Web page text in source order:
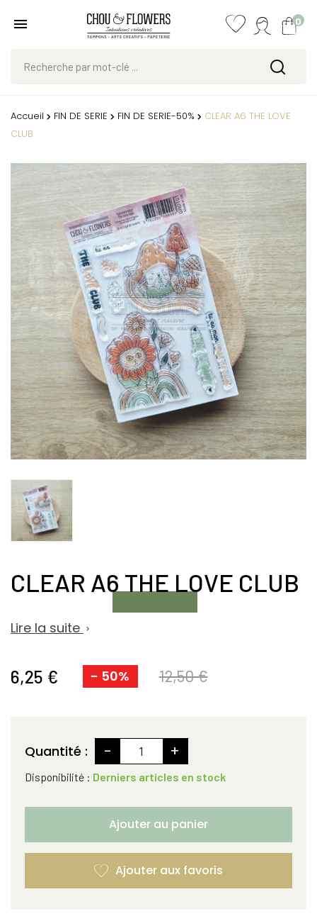
0
Accueil FIN DE SERIE FIN DE SERIE-50%
CLEAR A6 THE LOVE
CLUB
CLEAR A6 THE LOVE CLUB
Lire la suite 
6,25 € - 50% 12,50 €
Quantité : - +
Disponibilité : Derniers articles en stock
Ajouter au panier